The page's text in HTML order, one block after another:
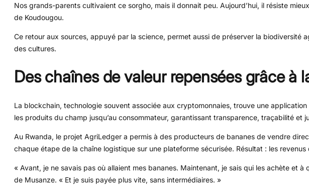
Nos grands-parents cultivaient ce sorgho, mais il donnait peu. Aujourd’hui, il résiste
de Koudougou.
Ce retour aux sources, appuyé par la science, permet aussi de préserver la biodiversité
des cultures.
Des chaînes de valeur repensées grâce à
La blockchain, technologie souvent associée aux cryptomonnaies, trouve une
les produits du champ jusqu’au consommateur, garantissant transparence, traçabilité et
Au Rwanda, le projet AgriLedger a permis à des producteurs de bananes de vendre
chaque étape de la chaîne logistique sur une plateforme sécurisée. Résultat : les
« Avant, je ne savais pas où allaient mes bananes. Maintenant, je sais qui les achète et
de Musanze. « Et je suis payée plus vite, sans intermédiaires. »